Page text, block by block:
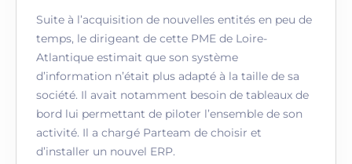
Suite à l’acquisition de nouvelles entités en peu de
temps, le dirigeant de cette PME de Loire-
Atlantique estimait que son système
d’information n’était plus adapté à la taille de sa
société. Il avait notamment besoin de tableaux de
bord lui permettant de piloter l’ensemble de son
activité. Il a chargé Parteam de choisir et
d’installer un nouvel ERP.